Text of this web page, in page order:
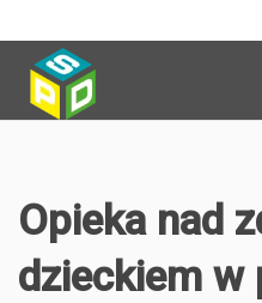
Opieka nad
dzieckiem w